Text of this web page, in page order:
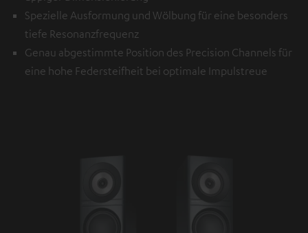
Spezielle Ausformung und Wölbung für eine besonders
tiefe Resonanzfrequenz
Genau abgestimmte Position des Precision Channels für
eine hohe Federsteifheit bei optimale Impulstreue